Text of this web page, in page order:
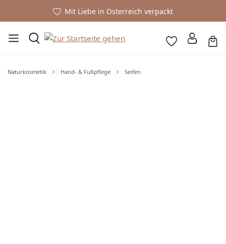
Mit Liebe in Österreich verpackt
Naturkosmetik Hand- & Fußpflege Seifen